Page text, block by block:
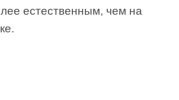
естественным, чем на